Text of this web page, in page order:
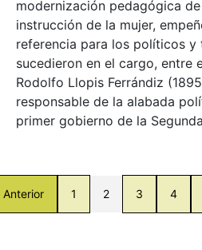
modernización pedagógica
instrucción de la mujer,
referencia para los políticos y
sucedieron en el cargo, entre
Rodolfo Llopis Ferrándiz
responsable de la alabada
primer gobierno de la
Anterior 1 2 3 4